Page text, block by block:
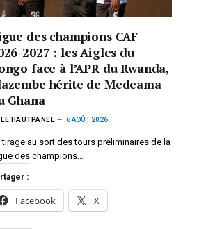
des champions CAF
2027 : les Aigles du
face à l’APR du Rwanda,
hérite de Medeama
Ghana
LE HAUTPANEL 6 AOÛT 2026
tirage au sort des tours préliminaires de la
des champions…
:
Facebook X